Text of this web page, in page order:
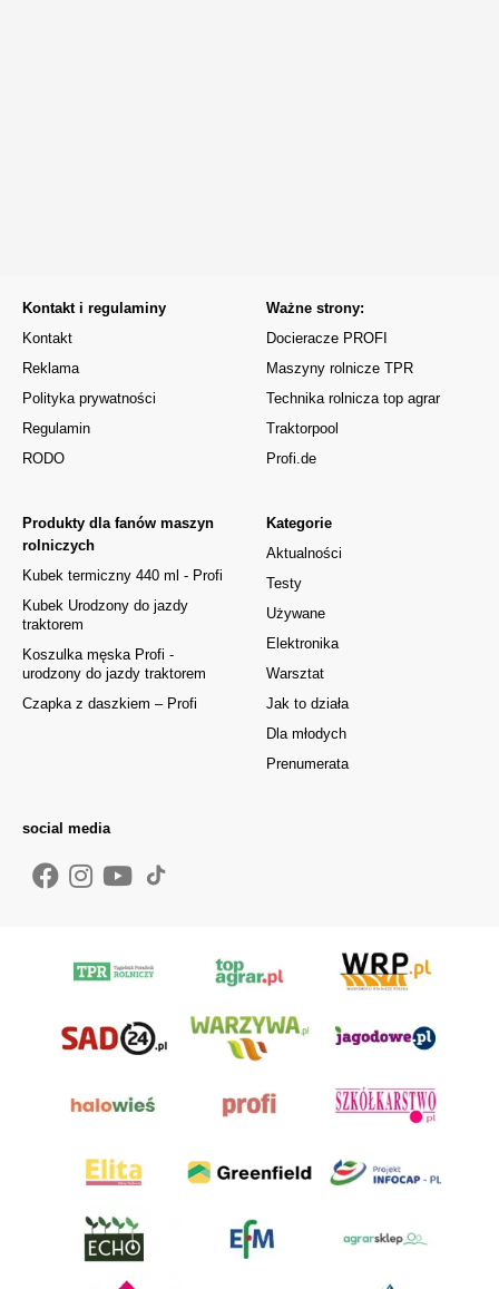
Kontakt i regulaminy
Kontakt
Reklama
Polityka prywatności
Regulamin
RODO
Kategorie
Aktualności
Testy
Używane
Elektronika
Warsztat
Jak to działa
Dla młodych
Prenumerata
Produkty dla fanów maszyn
rolniczych
Kubek termiczny 440 ml - Profi
Kubek Urodzony do jazdy
traktorem
Koszulka męska Profi -
urodzony do jazdy traktorem
Czapka z daszkiem – Profi
Ważne strony:
Docieracze PROFI
Maszyny rolnicze TPR
Technika rolnicza top agrar
Traktorpool
Profi.de
social media